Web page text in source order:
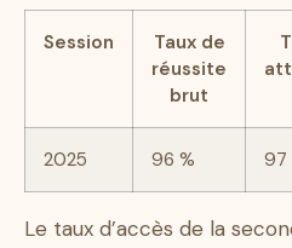
Session
Taux de
réussite
brut
2025 96 % 97
Le taux d’accès de la